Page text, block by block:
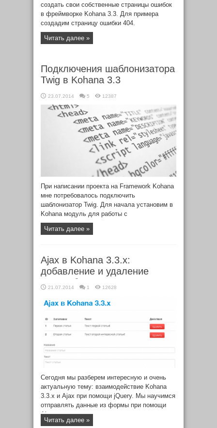
создать свои собственные страницы ошибок
в фреймворке Kohana 3.3. Для примера
создадим страницу ошибки 404.
Читать далее »
Подключения шаблонизатора
Twig в Kohana 3.3
23.07.2014 5 12387
При написании проекта на Framework Kohana
мне потребовалось подключить
шаблонизатор Twig. Для начала установим в
Kohana модуль для работы с
шаблонизатором
Читать далее »
Ajax в Kohana 3.3.x:
добавление и удаление
статьи без перезагрузки
страницы
21.07.2014 1 12628
Сегодня мы разберем интересную и очень
актуальную тему: взаимодействие Kohana
3.3.x и Ajax при помощи jQuery. Мы научимся
отправлять данные из формы при помощи
Ajax, делать валидацию данных, добавлять
запись в БД, выводить обновленную
Читать далее »